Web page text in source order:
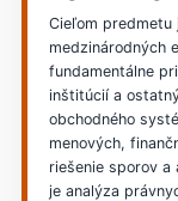
Cieľom predmetu
medzinárodných
fundamentálne
inštitúcií a
obchodného
menových,
riešenie sporov
je analýza